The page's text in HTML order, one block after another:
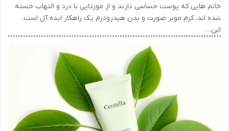
خانم هایی که پوست حساسی دارند و از موزدایی با درد و التهاب خسته
شده اند، کرم موبر صورت و بدن هیدرودرم یک راهکار ایده آل است.
این…